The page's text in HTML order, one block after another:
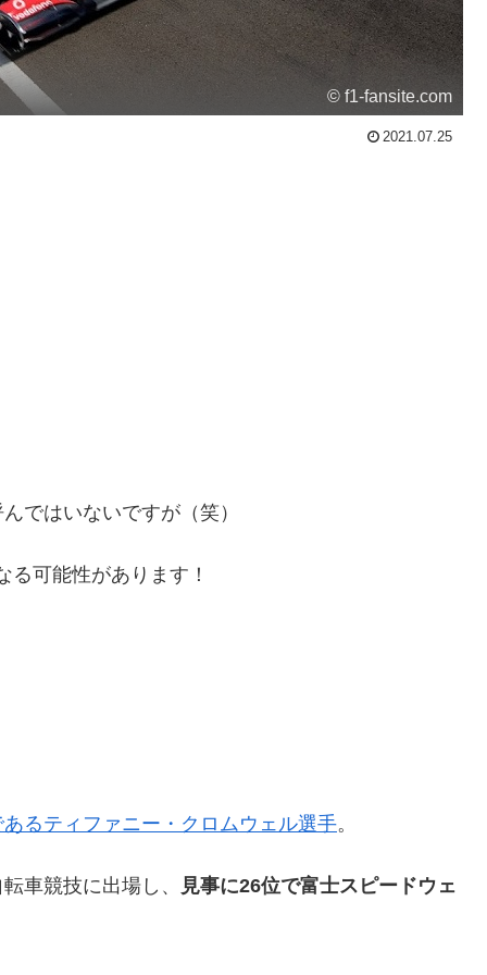
© f1-fansite.com
2021.07.25
ではいないですが（笑）
可能性があります！
るティファニー・クロムウェル選手。
車競技に出場し、 見事に26位で富士スピードウェ